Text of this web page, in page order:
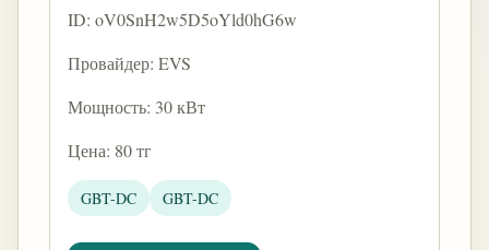
ID: oV0SnH2w5D5oYld0hG6w
Провайдер: EVS
Мощность: 30 кВт
Цена: 80 тг
GBT-DC GBT-DC